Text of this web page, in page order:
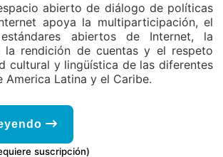
abierto de diálogo de políticas
apoya la multiparticipación, el
abiertos de Internet, la
la rendición de cuentas y el respeto
cultural y lingüística de las diferentes
America Latina y el Caribe.
suscripción)